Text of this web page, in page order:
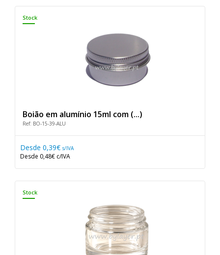
Stock
Boião em alumínio 15ml com (...)
Ref: BO-15-39-ALU
Desde 0,39€ s/IVA
Desde 0,48€ c/IVA
Stock